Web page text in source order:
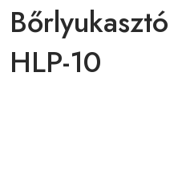
HLP-10